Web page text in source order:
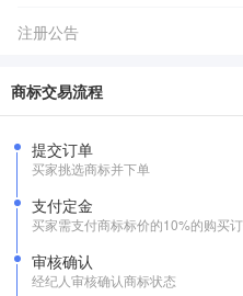
注册公告
商标交易流程
提交订单
买家挑选商标并下单
支付定金
买家需支付商标标价的10%的购买
审核确认
经纪人审核确认商标状态